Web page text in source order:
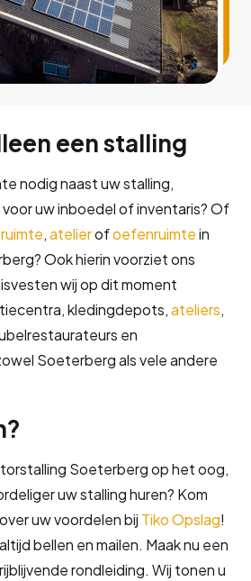
een stalling
nodig naast uw stalling,
voor uw inboedel of inventaris? Of
,atelierofoefenruimtein
Ook hierin voorziet ons
wij op dit moment
kledingdepots,ateliers,
en
Soeterberg als vele andere
Soeterberg op het oog,
uw stalling huren? Kom
uw voordelen bij Tiko Opslag!
bellen en mailen. Maak nu een
rondleiding. Wij tonen u